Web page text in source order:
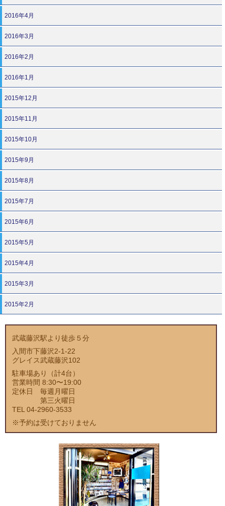
2016年4月
2016年3月
2016年2月
2016年1月
2015年12月
2015年11月
2015年10月
2015年9月
2015年8月
2015年7月
2015年6月
2015年5月
2015年4月
2015年3月
2015年2月
武蔵藤沢駅より徒歩５分
入間市下藤沢2-1-22
グレイス武蔵藤沢102
駐車場あり（計4台）
営業時間 8:30〜19:00
定休日 毎週月曜日
第三火曜日
TEL 04-2960-3533
※予約は受けておりません